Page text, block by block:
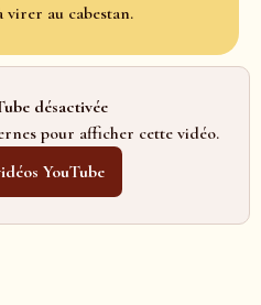
virer au cabestan.
désactivée
pour afficher cette vidéo.
YouTube